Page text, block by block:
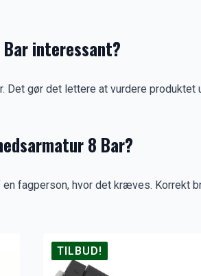
interessant?
Det gør det lettere at vurdere
8 Bar?
fagperson, hvor det kræves. Korrekt
TILBUD!